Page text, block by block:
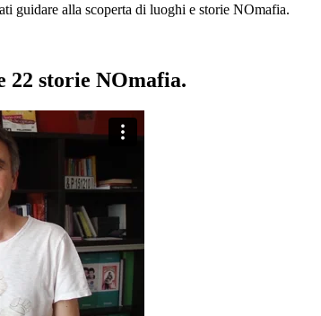
guidare alla scoperta di luoghi e storie NOmafia.
22 storie NOmafia.